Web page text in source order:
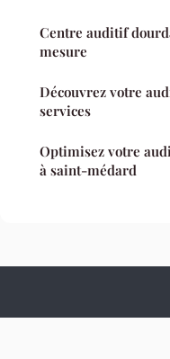
Centre auditif
mesure
Découvrez votre
services
Optimisez votre
à saint-médard
Culture Hopital